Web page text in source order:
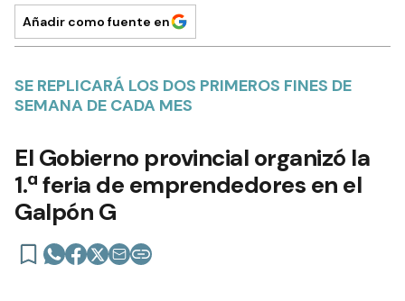
Añadir como fuente en
SE REPLICARÁ LOS DOS PRIMEROS FINES DE
SEMANA DE CADA MES
El Gobierno provincial organizó la
1.ª feria de emprendedores en el
Galpón G